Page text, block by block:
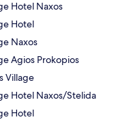
Hotel Naxos
Hotel
Naxos
Agios Prokopios
Village
Hotel Naxos/Stelida
Hotel